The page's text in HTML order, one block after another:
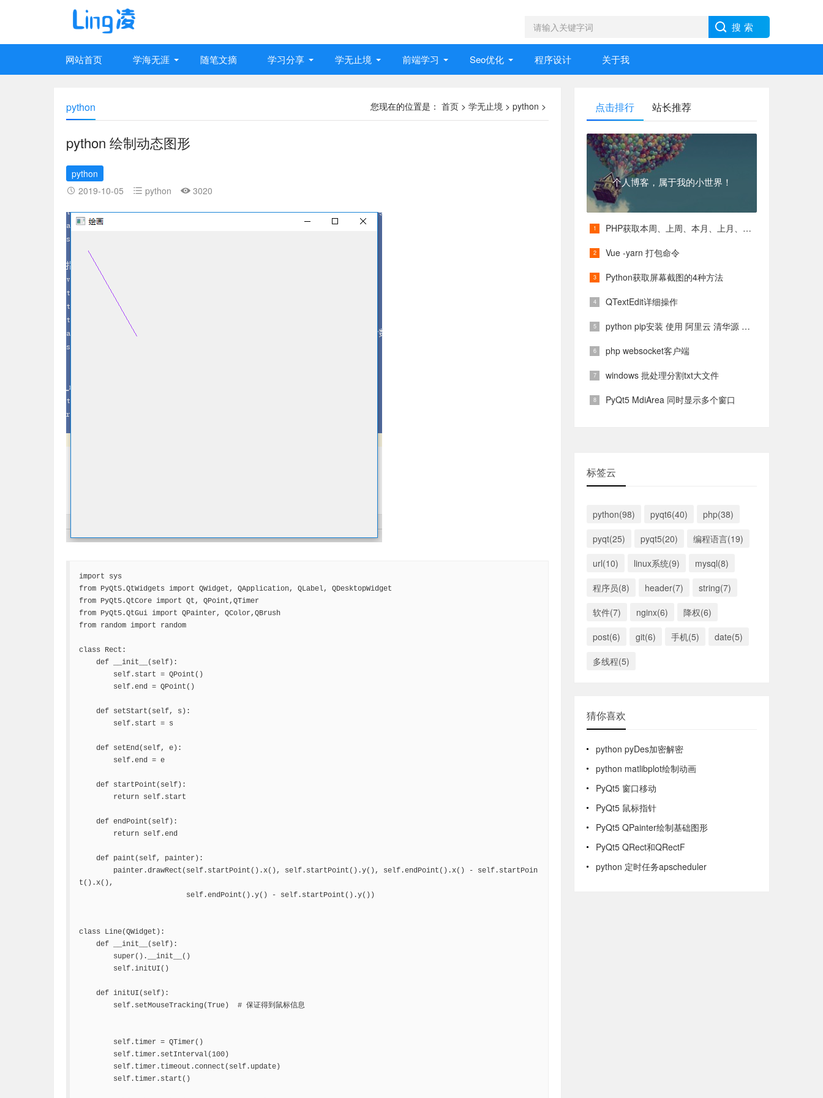
网站首页 学海无涯 随笔文摘 学习分享 学无止境 前端学习 Seo优化 程序设计 关于我
您现在的位置是： 首页 > 学无止境 > python >
python
python 绘制动态图形
python
2019-10-05
python 3020
import sys
from PyQt5.QtWidgets import QWidget, QApplication, QLabel, QDesktopWidget
from PyQt5.QtCore import Qt, QPoint,QTimer
from PyQt5.QtGui import QPainter, QColor,QBrush
from random import random
class Rect:
def __init__(self):
self.start = QPoint()
self.end = QPoint()
def setStart(self, s):
self.start = s
def setEnd(self, e):
self.end = e
def startPoint(self):
return self.start
def endPoint(self):
return self.end
def paint(self, painter):
painter.drawRect(self.startPoint().x(), self.startPoint().y(), self.endPoint().x() - self.startPoin
t().x(),
self.endPoint().y() - self.startPoint().y())
class Line(QWidget):
def __init__(self):
super().__init__()
self.initUI()
def initUI(self):
self.setMouseTracking(True)  # 保证得到鼠标信息
self.timer = QTimer()
self.timer.setInterval(100)
self.timer.timeout.connect(self.update)
self.timer.start()
点击排行 站长推荐
个人博客，属于我的小世界！
PHP获取本周、上周、本月、上月、本季度、上季度等各类具体时间
Vue -yarn 打包命令
Python获取屏幕截图的4种方法
QTextEdit详细操作
python pip安装 使用 阿里云 清华源 镜像源
php websocket客户端
windows 批处理分割txt大文件
PyQt5 MdiArea 同时显示多个窗口
标签云
python(98) pyqt6(40)
php(38)
pyqt(25)
pyqt5(20)
编程语言(19)
url(10)
linux系统(9)
mysql(8)
程序员(8)
header(7)
string(7)
软件(7)
nginx(6)
降权(6)
post(6)
git(6) 手机(5)
date(5)
多线程(5)
猜你喜欢
python pyDes加密解密
python matlibplot绘制动画
PyQt5 窗口移动
PyQt5 鼠标指针
PyQt5 QPainter绘制基础图形
PyQt5 QRect和QRectF
python 定时任务apscheduler